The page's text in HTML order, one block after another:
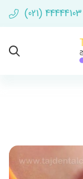
(021) 44444103